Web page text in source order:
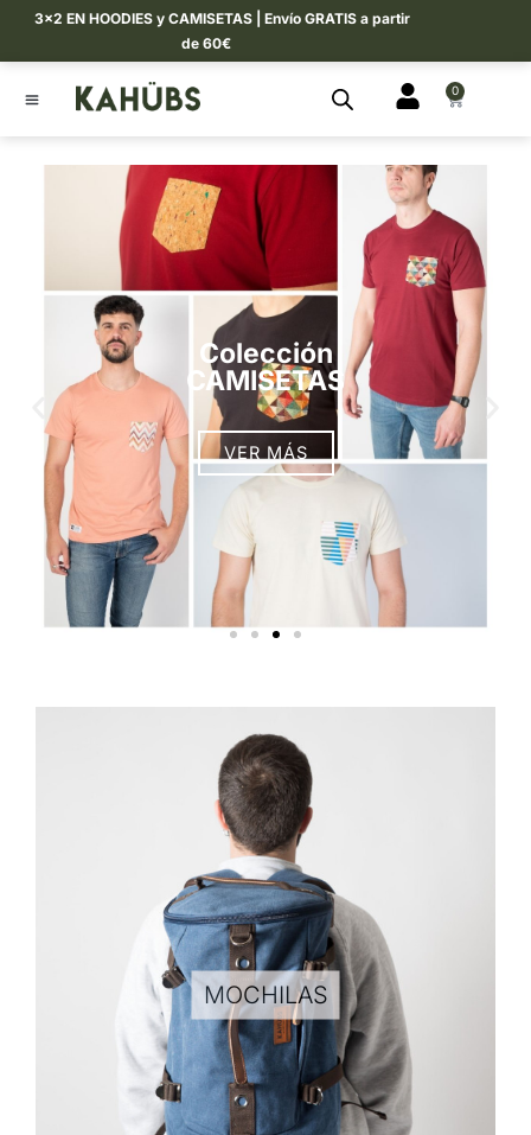
contenido
3×2 EN HOODIES y CAMISETAS | Envío GRATIS a partir
de 60€
0
CART
Colección
CAMISETAS
VER MÁS
MOCHILAS